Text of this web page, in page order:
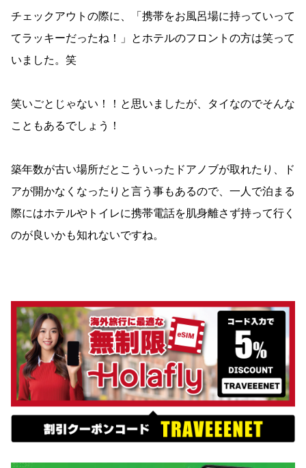
チェックアウトの際に、「携帯をお風呂場に持っていって
てラッキーだったね！」とホテルのフロントの方は笑って
いました。笑
笑いごとじゃない！！と思いましたが、タイなのでそんな
こともあるでしょう！
築年数が古い場所だとこういったドアノブが取れたり、ド
アが開かなくなったりと言う事もあるので、一人で泊まる
際にはホテルやトイレに携帯電話を肌身離さず持って行く
のが良いかも知れないですね。